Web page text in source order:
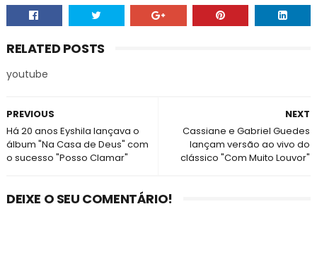
RELATED POSTS
youtube
NEXT
Cassiane e Gabriel Guedes
lançam versão ao vivo do
clássico "Com Muito Louvor"
PREVIOUS
Há 20 anos Eyshila lançava o
álbum "Na Casa de Deus" com
o sucesso "Posso Clamar"
DEIXE O SEU COMENTÁRIO!